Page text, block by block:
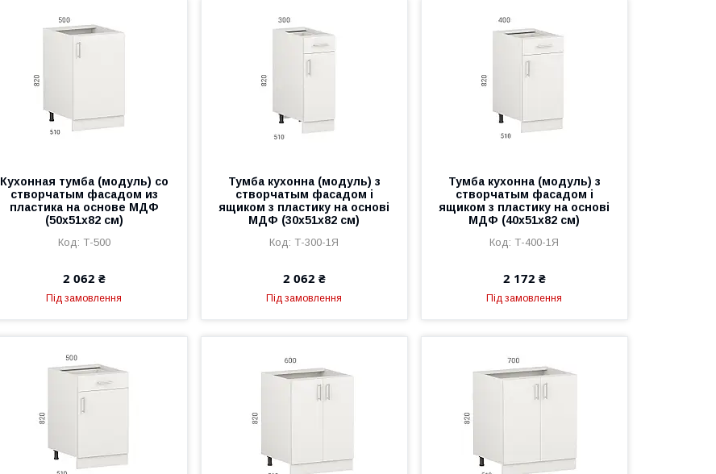
Кухонная тумба (модуль) со
створчатым фасадом из
пластика на основе МДФ
(50х51х82 см)
Т-500
2 062 ₴
Під замовлення
Тумба кухонна (модуль) з
створчатым фасадом і
ящиком з пластику на основі
МДФ (30х51х82 см)
Т-300-1Я
2 062 ₴
Під замовлення
Тумба кухонна (модуль) з
створчатым фасадом і
ящиком з пластику на основі
МДФ (40х51х82 см)
Т-400-1Я
2 172 ₴
Під замовлення